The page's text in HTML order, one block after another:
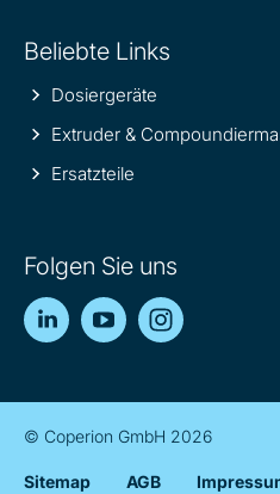
Beliebte Links
Dosiergeräte
Extruder &
Ersatzteile
Folgen Sie uns
LinkedInYouTube
© Coperion GmbH 2026
Sitemap AGB